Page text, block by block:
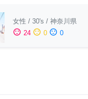
女性 / 30's / 神奈川県
sentiment_satisfied 24 sentiment_neutral 0 sentiment_dissatisfied 0